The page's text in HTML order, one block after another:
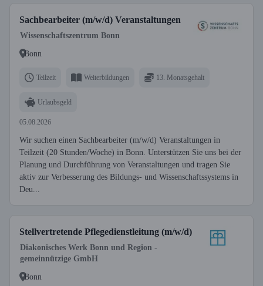
Sachbearbeiter (m/w/d) Veranstaltungen
Wissenschaftszentrum Bonn
Bonn
Teilzeit Weiterbildungen 13. Monatsgehalt
Urlaubsgeld
05.08.2026
Wir suchen einen Sachbearbeiter (m/w/d) Veranstaltungen in
Teilzeit (20 Stunden/Woche) in Bonn. Unterstützen Sie uns bei der
Planung und Durchführung von Veranstaltungen und tragen Sie
aktiv zur Verbesserung des Bildungs- und Wissenschaftssystems in
Deu...
Stellvertretende Pflegedienstleitung (m/w/d)
Diakonisches Werk Bonn und Region -
gemeinnützige GmbH
Bonn